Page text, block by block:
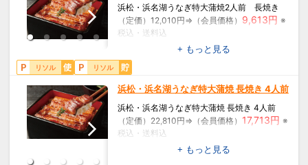
【商品コード】UHAK111
浜松・浜名湖うなぎ特大蒲焼2人前 長焼き
（定価）12,010円⇒（会員価格） 9,613円 ※
税込・送料込
【内容】鰻蒲焼き 210g×2、山椒×2、蒲焼タ
レ×2、吸物×2
【賞味期限】冷凍30日
【7大アレルゲン】小麦
【商品コード】UN91210
+ もっと見る
リソル リソル
浜松・浜名湖うなぎ特大蒲焼 長焼き 4人前
浜松・浜名湖うなぎ特大蒲焼 長焼き 4人前
（定価）22,810円⇒（会員価格） 17,713円 ※
税込・送料込
【内容】鰻蒲焼き 210gｘ4、山椒×4、蒲焼タ
+ もっと見る